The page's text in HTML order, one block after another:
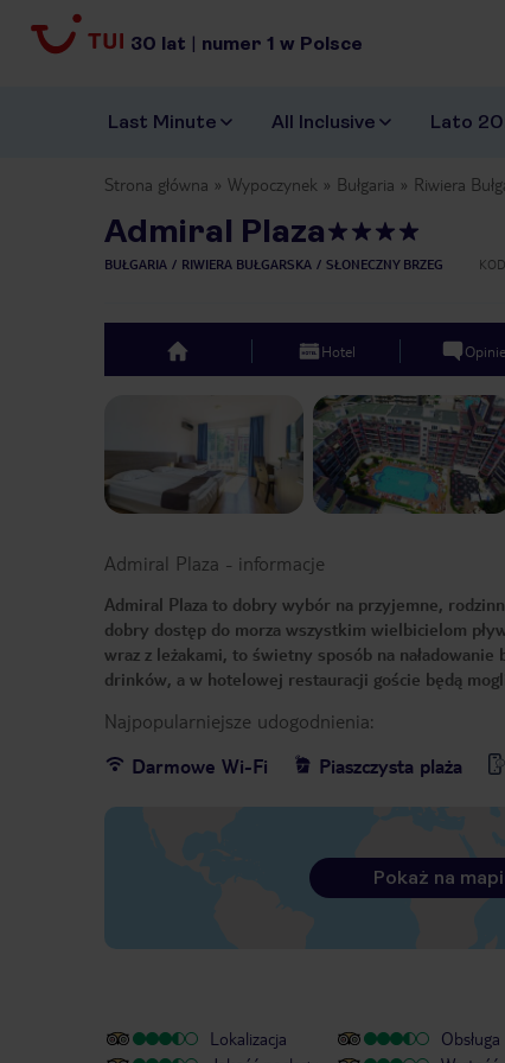
30 lat | numer 1 w Polsce
Last Minute All Inclusive Lato
Strona główna Wypoczynek Bułgaria Riwiera
Admiral Plaza
BUŁGARIA RIWIERA BUŁGARSKA SŁONECZNY BRZEG
top Hotel Opinie
Admiral Plaza - informacje
Admiral Plaza to dobry wybór na przyjemne,
dobry dostęp do morza wszystkim wielbicielom
wraz z leżakami, to świetny sposób na
drinków, a w hotelowej restauracji goście będą
Najpopularniejsze udogodnienia:
Darmowe Wi-Fi
Piaszczysta plaża
Pokaż na
Lokalizacja
Obsługa